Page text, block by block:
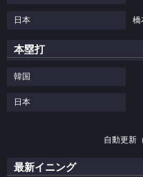
日本 橋
本塁打
韓国
日本
自動更新
最新イニング